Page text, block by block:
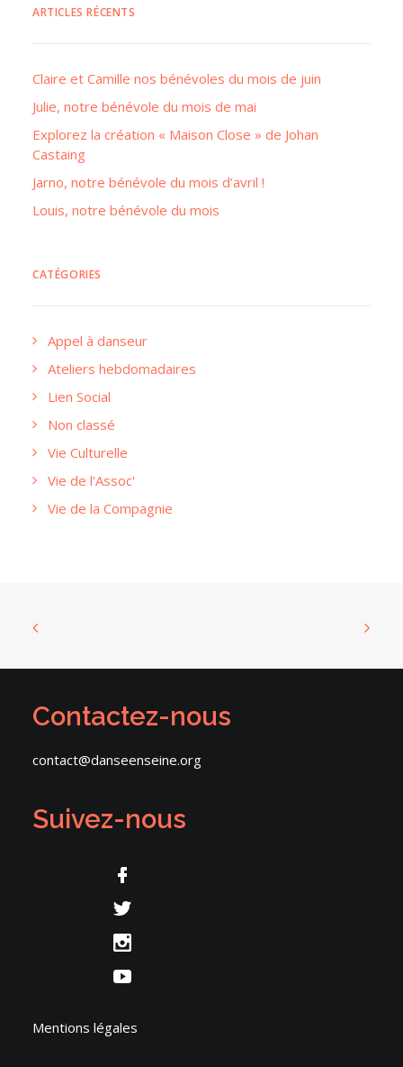
ARTICLES RÉCENTS
Claire et Camille nos bénévoles du mois de juin
Julie, notre bénévole du mois de mai
Explorez la création « Maison Close » de Johan
Castaing
Jarno, notre bénévole du mois d’avril !
Louis, notre bénévole du mois
CATÉGORIES
Appel à danseur
Ateliers hebdomadaires
Lien Social
Non classé
Vie Culturelle
Vie de l'Assoc'
Vie de la Compagnie
Contactez-nous
contact@danseenseine.org
Suivez-nous
Mentions légales